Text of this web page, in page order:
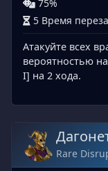
75%
5 Время
Атакуйте всех
вероятностью
I] на 2 хода.
Rare